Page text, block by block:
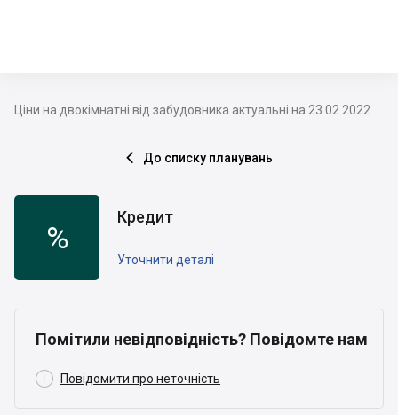
Ціни на двокімнатні від забудовника актуальні на 23.02.2022
 До списку планувань
%
Кредит
Уточнити деталі
Помітили невідповідність? Повідомте нам
 Повідомити про неточність